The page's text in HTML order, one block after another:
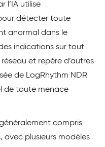
l’IA utilise
détecter toute
anormal dans le
indications sur tout
et repère d’autres
de LogRhythm NDR
de toute menace
compris
plusieurs modèles